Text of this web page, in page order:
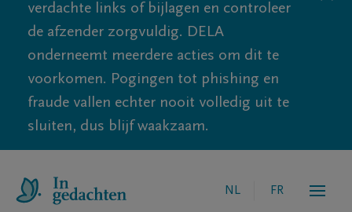
verdachte links of bijlagen en controleer
de afzender zorgvuldig. DELA
onderneemt meerdere acties om dit te
voorkomen. Pogingen tot phishing en
fraude vallen echter nooit volledig uit te
sluiten, dus blijf waakzaam.
NL FR